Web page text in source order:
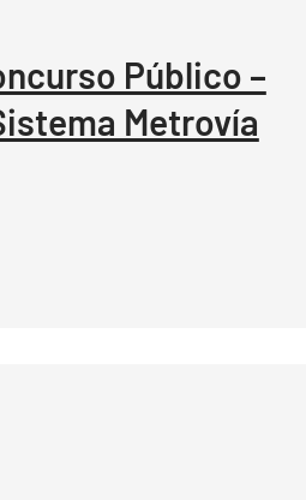
Público –
Metrovía